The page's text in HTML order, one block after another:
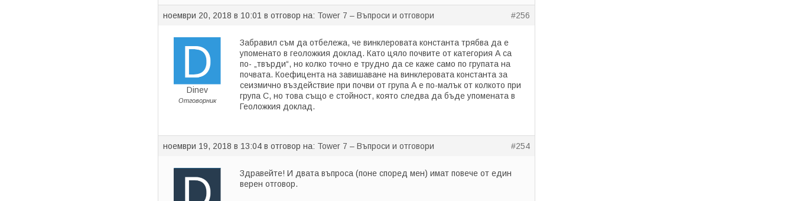
ноември 20, 2018 в 10:01 в отговор на: Tower 7 – Въпроси и отговори #256
Dinev
Отговорник
Забравил съм да отбележа, че винклеровата константа трябва да е
упоменато в геоложкия доклад. Като цяло почвите от категория А са
по- „твърди“, но колко точно е трудно да се каже само по групата на
почвата. Коефицента на завишаване на винклеровата константа за
сеизмично въздействие при почви от група А е по-малък от колкото при
група С, но това също е стойност, която следва да бъде упомената в
Геоложкия доклад.
ноември 19, 2018 в 13:04 в отговор на: Tower 7 – Въпроси и отговори #254
Здравейте! И двата въпроса (поне според мен) имат повече от един
верен отговор.